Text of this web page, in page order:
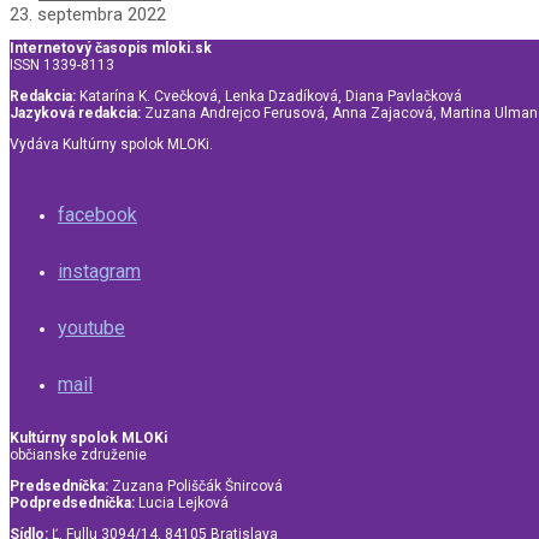
23. septembra 2022
Internetový časopis mloki.sk
ISSN 1339-8113
Redakcia: Katarína K. Cvečková, Lenka Dzadíková, Diana Pavlačková
Jazyková redakcia: Zuzana Andrejco Ferusová, Anna Zajacová, Martina
Vydáva Kultúrny spolok MLOKi.
facebook
instagram
youtube
mail
Kultúrny spolok MLOKi
občianske združenie
Predsedníčka: Zuzana Poliščák Šnircová
Podpredsedníčka: Lucia Lejková
Sídlo: Ľ. Fullu 3094/14, 84105 Bratislava